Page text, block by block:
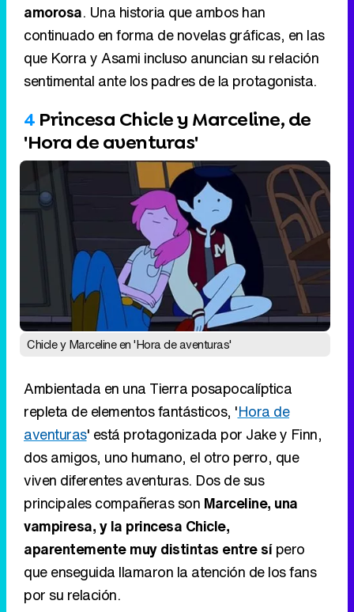
amorosa. Una historia que ambos han
continuado en forma de novelas gráficas, en las
que Korra y Asami incluso anuncian su relación
sentimental ante los padres de la protagonista.
4 Princesa Chicle y Marceline, de
'Hora de aventuras'
Chicle y Marceline en 'Hora de aventuras'
Ambientada en una Tierra posapocalíptica
repleta de elementos fantásticos, 'Hora de
aventuras' está protagonizada por Jake y Finn,
dos amigos, uno humano, el otro perro, que
viven diferentes aventuras. Dos de sus
principales compañeras son Marceline, una
vampiresa, y la princesa Chicle,
aparentemente muy distintas entre sípero
que enseguida llamaron la atención de los fans
por su relación.